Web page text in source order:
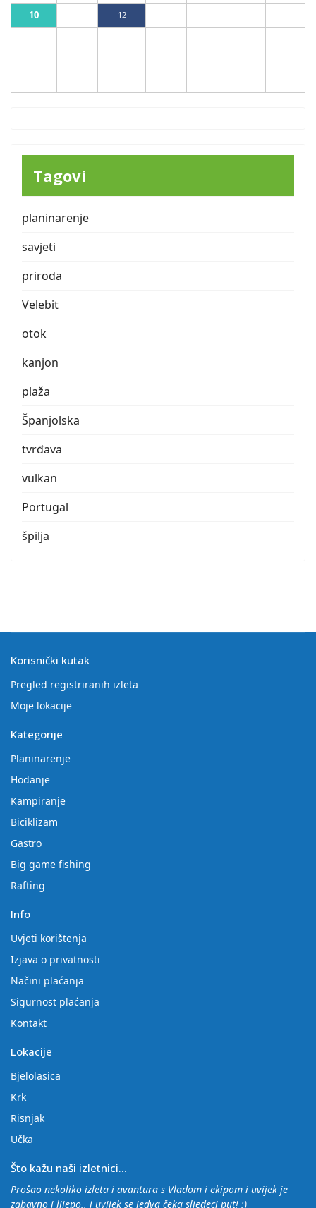
10 12
Tagovi
planinarenje
savjeti
priroda
Velebit
otok
kanjon
plaža
Španjolska
tvrđava
vulkan
Portugal
špilja
Korisnički kutak
Pregled registriranih izleta
Moje lokacije
Kategorije
Planinarenje
Hodanje
Kampiranje
Biciklizam
Gastro
Big game fishing
Rafting
Info
Uvjeti korištenja
Izjava o privatnosti
Načini plaćanja
Sigurnost plaćanja
Kontakt
Lokacije
Bjelolasica
Krk
Risnjak
Učka
Što kažu naši izletnici...
Prošao nekoliko izleta i avantura s Vladom i ekipom i uvijek je
zabavno i lijepo.. i uvijek se jedva čeka sljedeci put! :)